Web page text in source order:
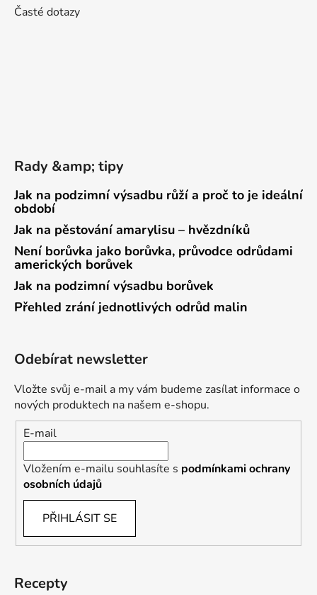
Časté dotazy
Rady &amp; tipy
Jak na podzimní výsadbu růží a proč to je ideální
období
Jak na pěstování amarylisu – hvězdníků
Není borůvka jako borůvka, průvodce odrůdami
amerických borůvek
Jak na podzimní výsadbu borůvek
Přehled zrání jednotlivých odrůd malin
Odebírat newsletter
Vložte svůj e-mail a my vám budeme zasílat informace o
nových produktech na našem e-shopu.
E-mail
Vložením e-mailu souhlasíte s podmínkami ochrany
osobních údajů
PŘIHLÁSIT SE
Recepty